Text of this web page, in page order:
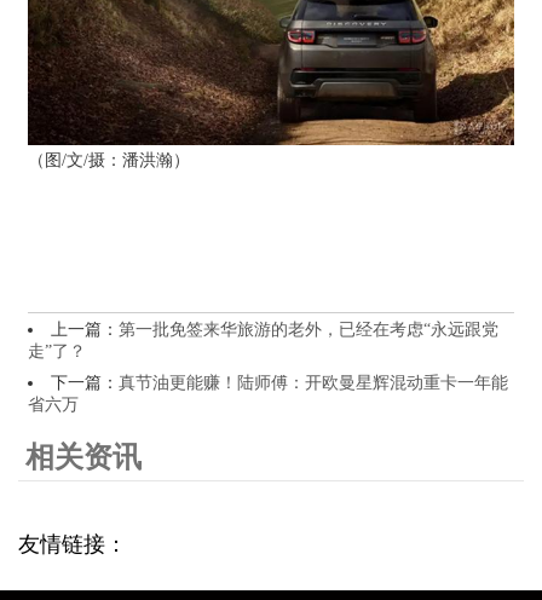
（图/文/摄：潘洪瀚）
上一篇： 第一批免签来华旅游的老外，已经在考虑“永远跟党
走”了？
下一篇： 真节油更能赚！陆师傅：开欧曼星辉混动重卡一年能
省六万
相关资讯
友情链接：